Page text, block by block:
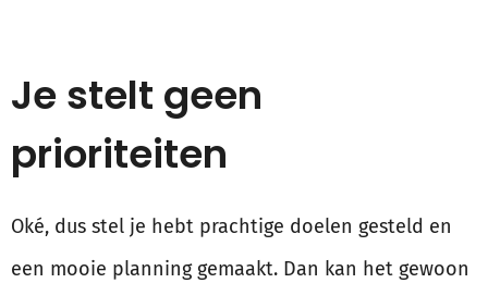
Je stelt geen
prioriteiten
Oké, dus stel je hebt prachtige doelen gesteld en
een mooie planning gemaakt. Dan kan het gewoon